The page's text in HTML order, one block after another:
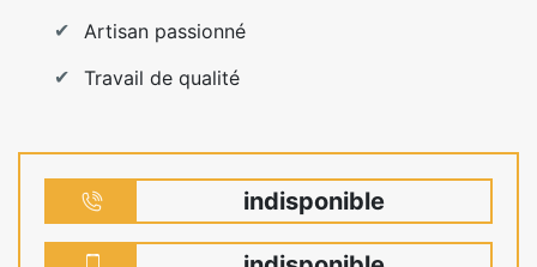
Artisan passionné
Travail de qualité
indisponible